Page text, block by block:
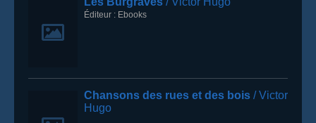
Éditeur : Ebooks
Chansons des rues et des bois / Victor
Hugo